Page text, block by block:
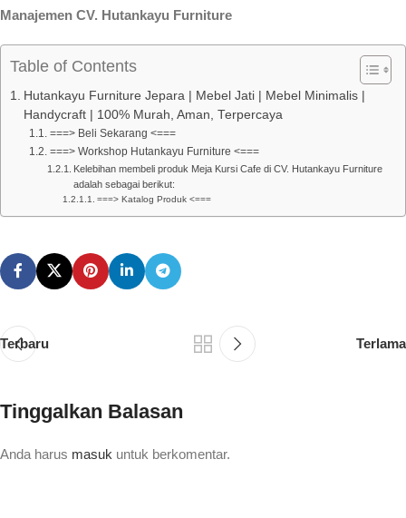
Manajemen CV. Hutankayu Furniture
Table of Contents
Hutankayu Furniture Jepara | Mebel Jati | Mebel Minimalis |
Handycraft | 100% Murah, Aman, Terpercaya
===> Beli Sekarang <===
===> Workshop Hutankayu Furniture <===
Kelebihan membeli produk Meja Kursi Cafe di CV. Hutankayu Furniture
adalah sebagai berikut:
===> Katalog Produk <===
Terbaru Terlama
Tinggalkan Balasan
Anda harus masuk untuk berkomentar.